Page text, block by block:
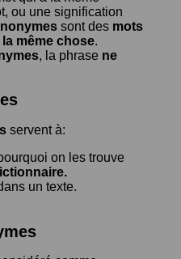
ou une signification
sont des mots
même chose.
, la phrase ne
servent à:
on les trouve
un texte.